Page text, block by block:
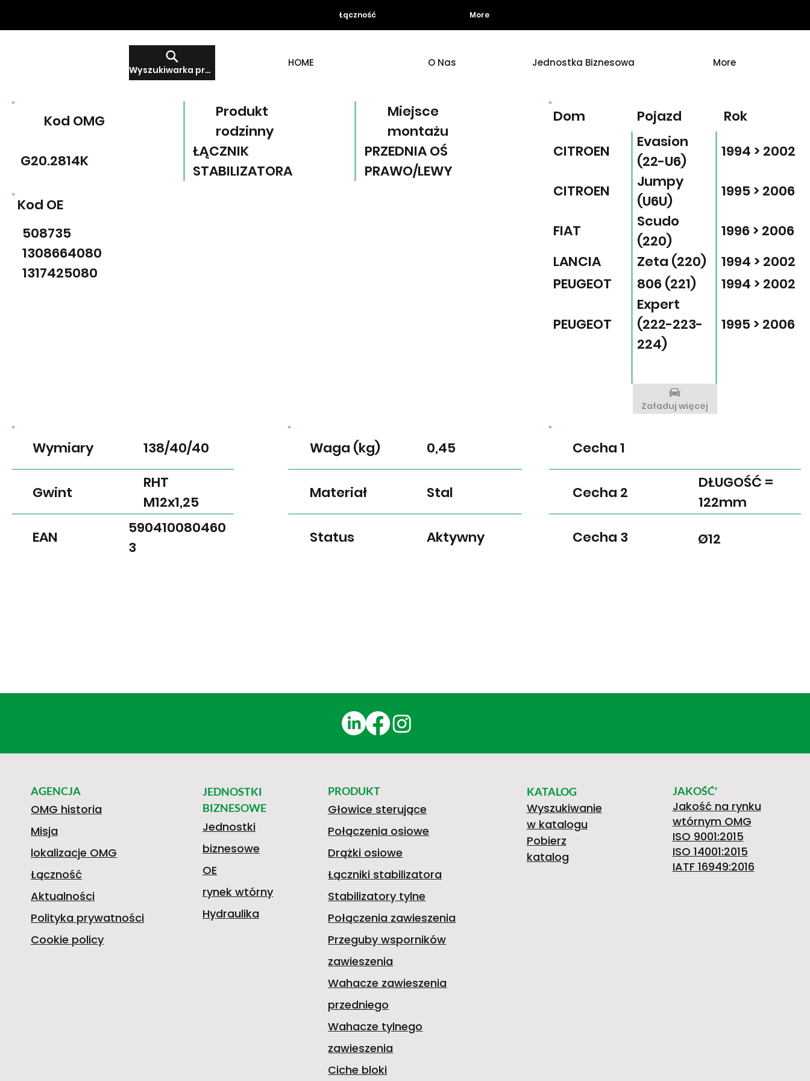
HOME O Nas Jednostka Biznesowa More
Wyszukiwarka produktów
Łączność More
EAN
Gwint
Wymiary
590410080460
3
RHT
M12x1,25
138/40/40 Waga (kg)
Materiał
Status
0,45
Stal
Aktywny
Cecha 1
Cecha 2
Cecha 3
DŁUGOŚĆ =
122mm
Ø12
Miejsce
montażu
Produkt
rodzinny
Kod OMG
PRZEDNIA OŚ
PRAWO/LEWY
ŁĄCZNIK
STABILIZATORA
G20.2814K
Kod OE
508735
1308664080
1317425080
Pojazd Rok
Dom
CITROEN
Evasion
(22-U6)
1994 > 2002
CITROEN
Jumpy
(U6U)
1995 > 2006
FIAT
Scudo
(220)
1996 > 2006
LANCIA
Zeta (220)
1994 > 2002
PEUGEOT
806 (221) 1994 > 2002
PEUGEOT
Expert
(222-223-
224)
1995 > 2006
Załaduj więcej
JEDNOSTKI
BIZNESOWE
Jednostki
biznesowe
OE
rynek wtórny
Hydraulika
PRODUKT
Głowice sterujące
Połączenia osiowe
Drążki osiowe
Łączniki stabilizatora
Stabilizatory tylne
Połączenia zawieszenia
Przeguby wsporników
zawieszenia
Wahacze zawieszenia
przedniego
Wahacze tylnego
zawieszenia
Ciche bloki
KATALOG
Wyszukiwanie
w katalogu
Pobierz
katalog
JAKOŚĆ'
Jakość na rynku
wtórnym OMG
ISO 9001:2015
ISO 14001:2015
IATF 16949:2016
AGENCJA
OMG historia
Misja
lokalizacje OMG
Łączność
Aktualności
Polityka prywatności
Cookie policy